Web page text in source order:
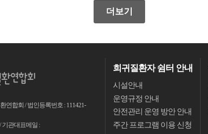
더보기
희귀질환자 쉼터 안내
시설안내
운영규정 안내
안전관리 운영 방안 안내
주간 프로그램 이용 신청
연합회 / 법인등록번호 : 111421-
기관대표메일 :